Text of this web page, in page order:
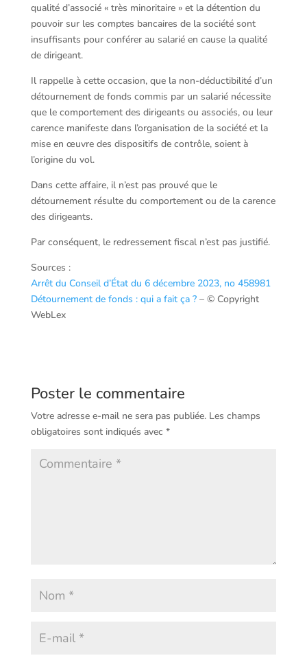
qualité d’associé « très minoritaire » et la détention du
pouvoir sur les comptes bancaires de la société sont
insuffisants pour conférer au salarié en cause la qualité
de dirigeant.
Il rappelle à cette occasion, que la non-déductibilité d’un
détournement de fonds commis par un salarié nécessite
que le comportement des dirigeants ou associés, ou leur
carence manifeste dans l’organisation de la société et la
mise en œuvre des dispositifs de contrôle, soient à
l’origine du vol.
Dans cette affaire, il n’est pas prouvé que le
détournement résulte du comportement ou de la carence
des dirigeants.
Par conséquent, le redressement fiscal n’est pas justifié.
Sources :
Arrêt du Conseil d’État du 6 décembre 2023, no 458981
Détournement de fonds : qui a fait ça ?– © Copyright
WebLex
Poster le commentaire
Votre adresse e-mail ne sera pas publiée. Les champs
obligatoires sont indiqués avec *